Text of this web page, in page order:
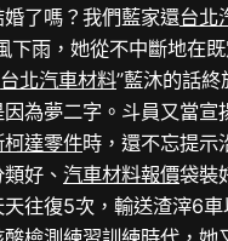
了嗎？我們藍家還台北
下雨，她從不中斷地在
台北汽車材料”藍沐的話
為夢二字。斗員又當宣
柯達零件時，還不忘提示
好、汽車材料報價袋裝
往復5次，輸送渣滓6